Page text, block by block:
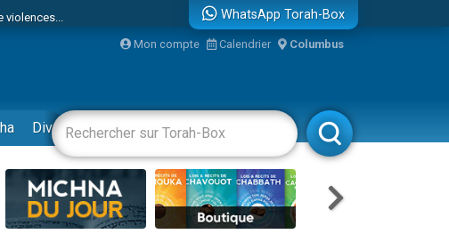
insalubre
WhatsApp Torah-Box
Mon compte Calendrier Columbus
Divertissements Livres Rabbanim